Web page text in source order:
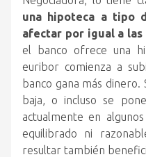
una hipoteca a tipo
afectar por igual a
el banco ofrece una
euribor comienza a
banco gana más
baja, o incluso se
actualmente en
equilibrado ni
resultar también